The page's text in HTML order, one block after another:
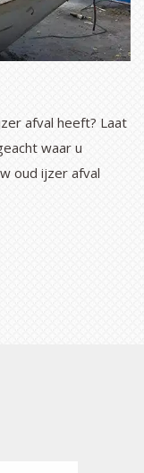
afval heeft? Laat
waar u
oud ijzer afval